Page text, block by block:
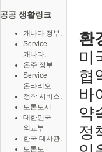
공공 생활링크
캐나다 정부.
Service
캐나다.
온주 정부.
Service
온타리오.
정착 서비스.
토론토시.
대한민국
외교부.
한국 대사관.
토론토
환
미
협
바
약
정